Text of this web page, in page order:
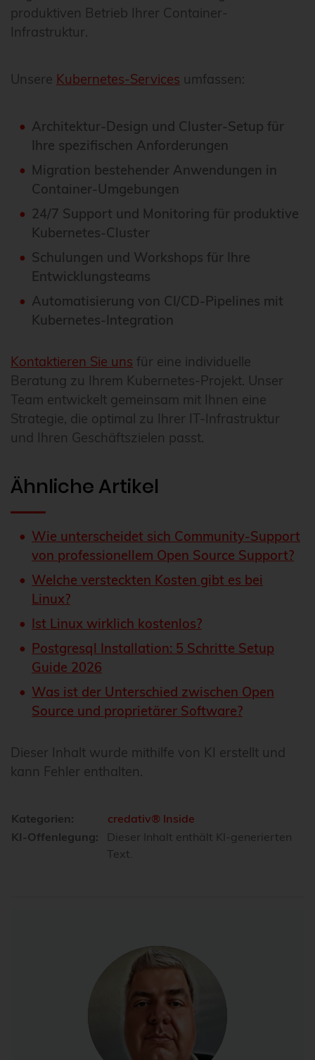
produktiven Betrieb Ihrer Container-
Infrastruktur.
Unsere Kubernetes-Services umfassen:
Architektur-Design und Cluster-Setup für
Ihre spezifischen Anforderungen
Migration bestehender Anwendungen in
Container-Umgebungen
24/7 Support und Monitoring für produktive
Kubernetes-Cluster
Schulungen und Workshops für Ihre
Entwicklungsteams
Automatisierung von CI/CD-Pipelines mit
Kubernetes-Integration
Kontaktieren Sie uns für eine individuelle
Beratung zu Ihrem Kubernetes-Projekt. Unser
Team entwickelt gemeinsam mit Ihnen eine
Strategie, die optimal zu Ihrer IT-Infrastruktur
und Ihren Geschäftszielen passt.
Ähnliche Artikel
Wie unterscheidet sich Community-Support
von professionellem Open Source Support?
Welche versteckten Kosten gibt es bei
Linux?
Ist Linux wirklich kostenlos?
Postgresql Installation: 5 Schritte Setup
Guide 2026
Was ist der Unterschied zwischen Open
Source und proprietärer Software?
Dieser Inhalt wurde mithilfe von KI erstellt und
kann Fehler enthalten.
Kategorien:
credativ® Inside
KI-Offenlegung:
Dieser Inhalt enthält KI-generierten
Text.